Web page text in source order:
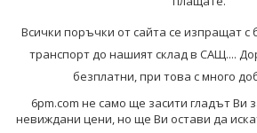
Всички поръчки от сайта се изпращат
транспорт до нашият склад в САЩ....
безплатни, при това с много
6pm.com не само ще засити гладът Ви
невиждани цени, но ще Ви остави да